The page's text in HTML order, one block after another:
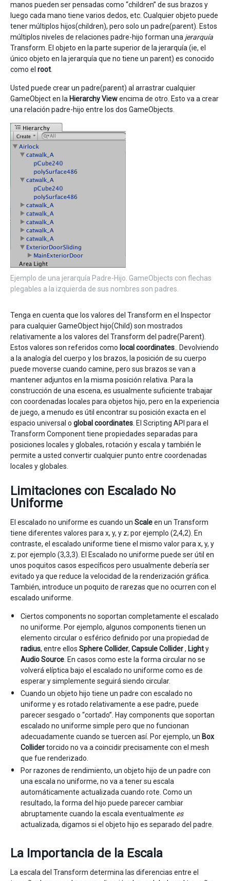
manos pueden ser pensadas como “children” de sus brazos y
luego cada mano tiene varios dedos, etc. Cualquier objeto puede
tener múltiplos hijos(children), pero solo un padre(parent). Estos
múltiplos niveles de relaciones padre-hijo forman una jerarquía
Transform. El objeto en la parte superior de la jerarquía (ie, el
único objeto en la jerarquía que no tiene un parent) es conocido
como el root.
Usted puede crear un padre(parent) al arrastrar cualquier
GameObject en la Hierarchy Viewencima de otro. Esto va a crear
una relación padre-hijo entre los dos GameObjects.
Ejemplo de una jerarquía Padre-Hijo. GameObjects con flechas
plegables a la izquierda de sus nombres son padres.
Tenga en cuenta que los valores del Transform en el Inspector
para cualquier GameObject hijo(Child) son mostrados
relativamente a los valores del Transform del padre(Parent).
Estos valores son referidos como local coordinates.. Devolviendo
a la analogía del cuerpo y los brazos, la posición de su cuerpo
puede moverse cuando camine, pero sus brazos se van a
mantener adjuntos en la misma posición relativa. Para la
construcción de una escena, es usualmente suficiente trabajar
con coordenadas locales para objetos hijo, pero en la experiencia
de juego, a menudo es útil encontrar su posición exacta en el
espacio universal o global coordinates. El Scripting API para el
Transform Component tiene propiedades separadas para
posiciones locales y globales, rotación y escala y también le
permite a usted convertir cualquier punto entre coordenadas
locales y globales.
Limitaciones con Escalado No
Uniforme
El escalado no uniforme es cuando un Scaleen un Transform
tiene diferentes valores para x, y, y z; por ejemplo (2,4,2). En
contraste, el escalado uniforme tiene el mismo valor para x, y, y
z; por ejemplo (3,3,3). El Escalado no uniforme puede ser útil en
unos poquitos casos específicos pero usualmente debería ser
evitado ya que reduce la velocidad de la renderización gráfica.
También, introduce un poquito de rarezas que no ocurren con el
escalado uniforme.
Ciertos components no soportan completamente el escalado
no uniforme. Por ejemplo, algunos components tienen un
elemento circular o esférico definido por una propiedad de
radius, entre ellos Sphere Collider, Capsule Collider, Lighty
Audio Source. En casos como este la forma circular no se
volverá elíptica bajo el escalado no uniforme como es de
esperar y simplemente seguirá siendo circular.
Cuando un objeto hijo tiene un padre con escalado no
uniforme y es rotado relativamente a ese padre, puede
parecer sesgado o “cortado”. Hay components que soportan
escalado no uniforme simple pero que no funcionan
adecuadamente cuando se tuercen así. Por ejemplo, un Box
Collidertorcido no va a coincidir precisamente con el mesh
que fue renderizado.
Por razones de rendimiento, un objeto hijo de un padre con
una escala no uniforme, no va a tener su escala
automáticamente actualizada cuando rote. Como un
resultado, la forma del hijo puede parecer cambiar
abruptamente cuando la escala eventualmente es
actualizada, digamos si el objeto hijo es separado del padre.
La Importancia de la Escala
La escala del Transform determina las diferencias entre el